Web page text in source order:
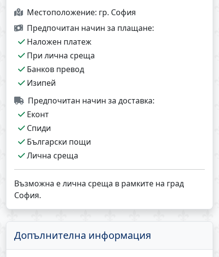
Местоположение: гр. София
Предпочитан начин за плащане:
Наложен платеж
При лична среща
Банков превод
Изипей
Предпочитан начин за доставка:
Еконт
Спиди
Български пощи
Лична среща
Възможна е лична среща в рамките на град
София.
Допълнителна информация